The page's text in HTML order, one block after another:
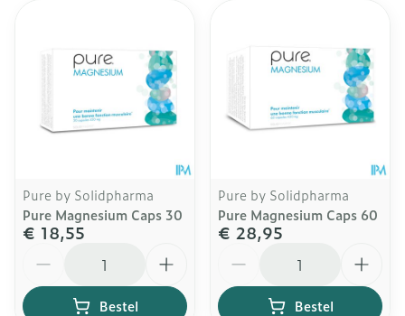
Pure by Solidpharma
Pure Magnesium Caps 30
€ 18,55
Bestel
Pure by Solidpharma
Pure Magnesium Caps 60
€ 28,95
Bestel